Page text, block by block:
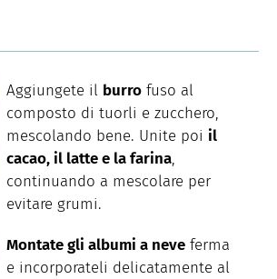
Aggiungete il burro fuso al
composto di tuorli e zucchero,
mescolando bene. Unite poi il
cacao, il latte e la farina,
continuando a mescolare per
evitare grumi.
Montate gli albumi a neve ferma
e incorporateli delicatamente al